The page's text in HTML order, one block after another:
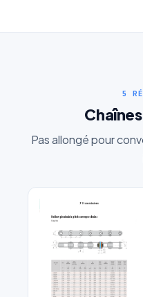
5
Pas allongé pour